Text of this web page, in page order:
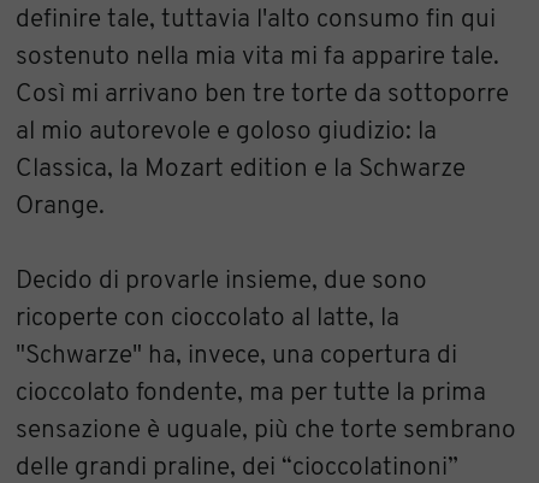
definire tale, tuttavia l'alto consumo fin qui
sostenuto nella mia vita mi fa apparire tale.
Così mi arrivano ben tre torte da sottoporre
al mio autorevole e goloso giudizio: la
Classica, la Mozart edition e la Schwarze
Orange.
Decido di provarle insieme, due sono
ricoperte con cioccolato al latte, la
"Schwarze" ha, invece, una copertura di
cioccolato fondente, ma per tutte la prima
sensazione è uguale, più che torte sembrano
delle grandi praline, dei “cioccolatinoni”